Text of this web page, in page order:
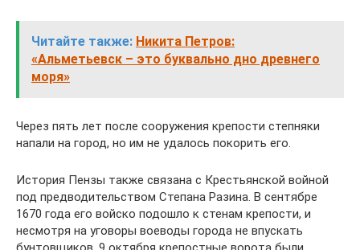
Читайте также: Никита Петров:
«Альметьевск – это буквально дно древнего
моря»
Через пять лет после сооружения крепости степняки
напали на город, но им не удалось покорить его.
История Пензы также связана с Крестьянской войной
под предводительством Степана Разина. В сентябре
1670 года его войско подошло к стенам крепости, и
несмотря на уговоры воеводы города не впускать